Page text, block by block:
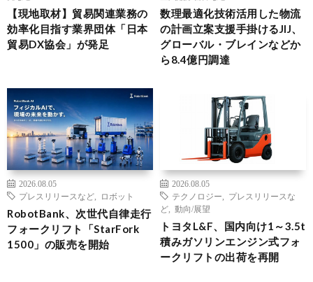
【現地取材】貿易関連業務の
効率化目指す業界団体「日本
貿易DX協会」が発足
数理最適化技術活用した物流
の計画立案支援手掛けるJIJ、
グローバル・ブレインなどか
ら8.4億円調達
2026.08.05
プレスリリースなど
ロボット
RobotBank、次世代自律走行
フォークリフト「StarFork
1500」の販売を開始
2026.08.05
テクノロジー
プレスリリースな
ど
動向/展望
トヨタL&F、国内向け1～3.5t
積みガソリンエンジン式フォ
ークリフトの出荷を再開